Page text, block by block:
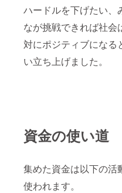
ハードルを下げたい、
なが挑戦できれば社会
対にポジティブになる
い立ち上げました。
資金の使い道
集めた資金は以下の活
使われます。